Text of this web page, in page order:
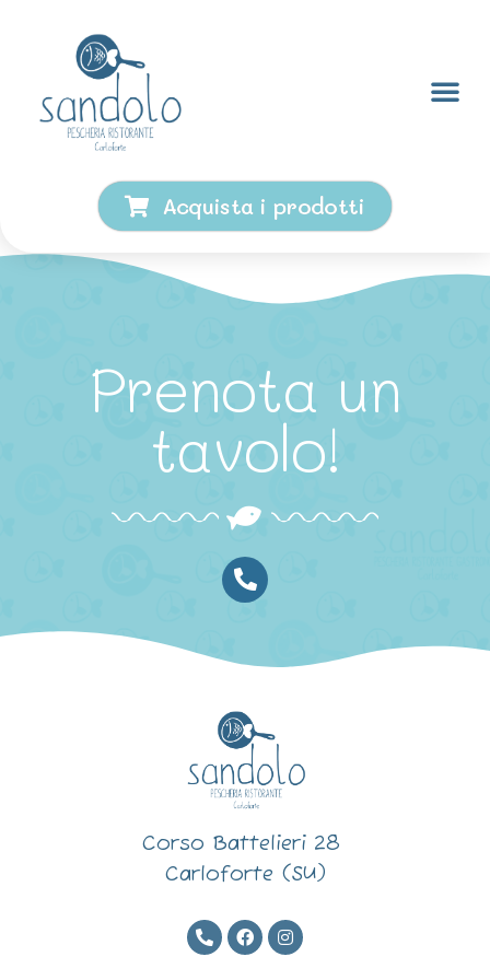
Acquista i prodotti
Prenota un
tavolo!
Corso Battelieri 28
Carloforte (SU)